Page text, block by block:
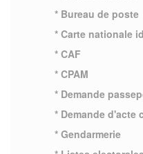
* Bureau de poste
* Carte nationale
* CAF
* CPAM
* Demande
* Demande d'acte
* Gendarmerie